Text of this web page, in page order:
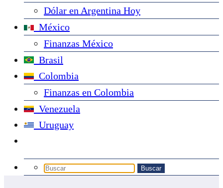
Dólar en Argentina Hoy
México
Finanzas México
Brasil
Colombia
Finanzas en Colombia
Venezuela
Uruguay